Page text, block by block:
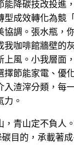
能降碳技改投進
型成效轉化為競
協調。張水瓶，
我咖啡館牆壁的
上風。小我層面
擇節能家電、優
入渣滓分類，每
力。
，青山定不負人
目的，承載著